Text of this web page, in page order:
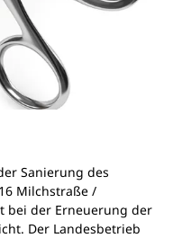
Sanierung des
Milchstraße /
bei der Erneuerung der
Der Landesbetrieb